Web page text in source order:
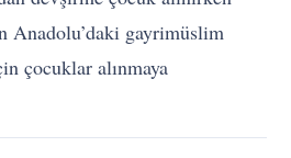
Anadolu’daki gayrimüslim
çocuklar alınmaya